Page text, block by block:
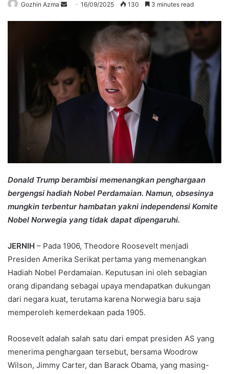
Gozhin Azma
Send16/09/2025 130 3 minutes read
Donald Trump berambisi memenangkan penghargaan
bergengsi hadiah Nobel Perdamaian. Namun, obsesinya
mungkin terbentur hambatan yakni independensi Komite
Nobel Norwegia yang tidak dapat dipengaruhi.
JERNIH – Pada 1906, Theodore Roosevelt menjadi
Presiden Amerika Serikat pertama yang memenangkan
Hadiah Nobel Perdamaian. Keputusan ini oleh sebagian
orang dipandang sebagai upaya mendapatkan dukungan
dari negara kuat, terutama karena Norwegia baru saja
memperoleh kemerdekaan pada 1905.
Roosevelt adalah salah satu dari empat presiden AS yang
menerima penghargaan tersebut, bersama Woodrow
Wilson, Jimmy Carter, dan Barack Obama, yang masing-